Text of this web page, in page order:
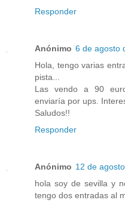
Responder
Anónimo 6 de agosto
Hola, tengo varias
pista...
Las vendo a 90
enviaría por ups.
Saludos!!
Responder
Anónimo 12 de
hola soy de sevilla y
tengo dos entradas al